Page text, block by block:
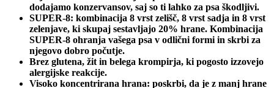
dodajamo konzervansov, saj so ti lahko za psa škodljivi.
SUPER-8: kombinacija 8 vrst zelišč, 8 vrst sadja in 8 vrst
zelenjave, ki skupaj sestavljajo 20% hrane. Kombinacija
SUPER-8 ohranja vašega psa v odlični formi in skrbi za
njegovo dobro počutje.
Brez glutena, žit in belega krompirja, ki pogosto izzovejo
alergijske reakcije.
Visoko koncentrirana hrana: poskrbi, da je z manj hrane